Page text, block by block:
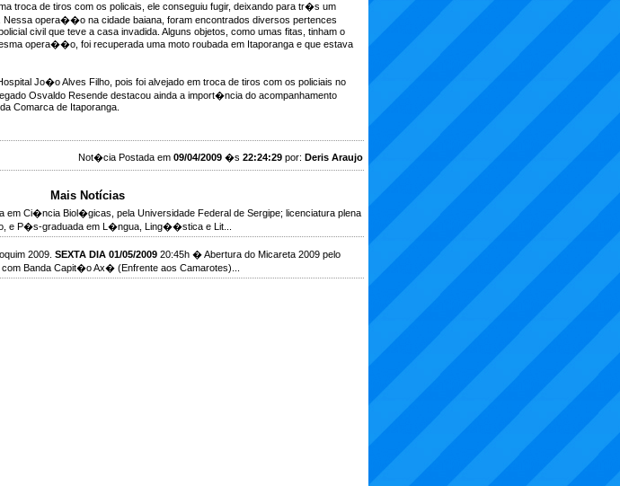
troca de tiros com os policais, ele conseguiu fugir, deixando para tr�s um
opera��o na cidade baiana, foram encontrados diversos pertences
civil que teve a casa invadida. Alguns objetos, como umas fitas, tinham o
opera��o, foi recuperada uma moto roubada em Itaporanga e que estava
Jo�o Alves Filho, pois foi alvejado em troca de tiros com os policiais no
Osvaldo Resende destacou ainda a import�ncia do acompanhamento
Comarca de Itaporanga.
Not�cia Postada em 09/04/2009 �s 22:24:29 por: Deris Araujo
Mais Notícias
em Ci�ncia Biol�gicas, pela Universidade Federal de Sergipe; licenciatura plena
e P�s-graduada em L�ngua, Ling��stica e Lit...
2009. SEXTA DIA 01/05/2009 20:45h � Abertura do Micareta 2009 pelo
Banda Capit�o Ax� (Enfrente aos Camarotes)...